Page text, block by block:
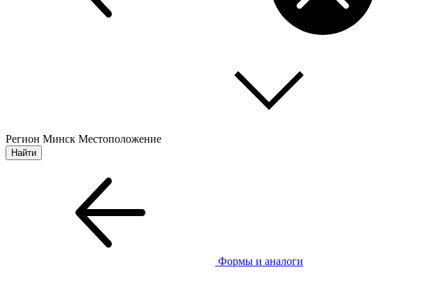
Регион Минск Местоположение
Формы и аналоги